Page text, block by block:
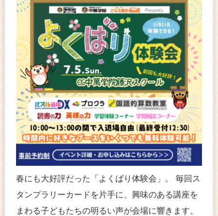
春にも大好評だった「よくばり体験会」。 毎回ス
タンプラリーカードを片手に、興味のある講座を
まわる子どもたちの明るい声が会場に響きます。